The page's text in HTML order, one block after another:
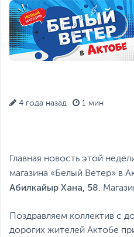
4 года назад 1 мин
Главная новость этой
магазина «Белый Ветер» в
Абилкайыр Хана, 58.
Поздравляем коллектив с
дорогих жителей Актобе